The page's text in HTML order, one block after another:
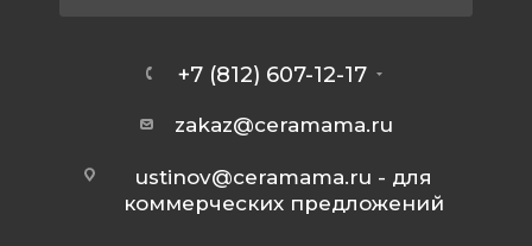
+7 (812) 607-12-17
zakaz@ceramama.ru
ustinov@ceramama.ru - для
коммерческих предложений